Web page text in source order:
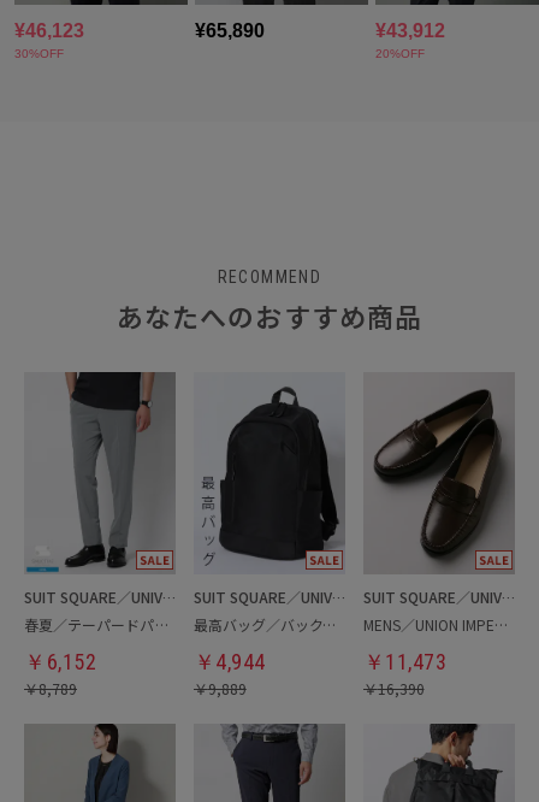
RECOMMEND
あなたへのおすすめ商品
SUIT SQUARE／UNIVERSAL LANGUAGE
春夏／テーパードパンツ
￥ 6,152
￥8,789
SUIT SQUARE／UNIVERSAL LANGUAGE
最高バッグ／バックパック
￥ 4,944
￥9,889
SUIT SQUARE／UNIVERSAL LANGUAGE
MENS／UNION IMPERIAL監修／コインローファー
￥ 11,473
￥16,390